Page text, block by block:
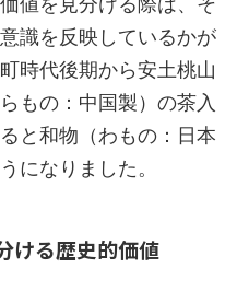
識を反映しているかが
時代後期から安土桃山
もの：中国製）の茶入
と和物（わもの：日本
になりました。
ける歴史的価値